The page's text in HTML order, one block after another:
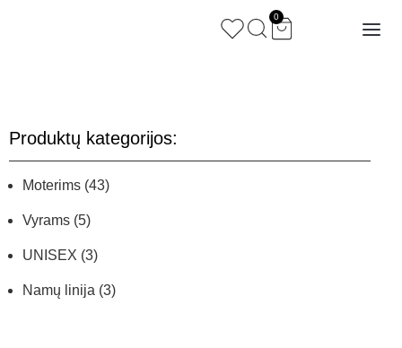
0
Produktų kategorijos:
Moterims (43)
Vyrams (5)
UNISEX (3)
Namų linija (3)